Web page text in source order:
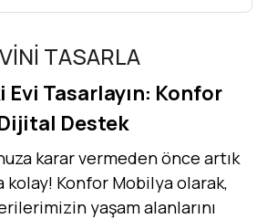
TASARLA
Tasarlayın: Konfor
Destek
karar vermeden önce artık
kolay! Konfor Mobilya olarak,
yaşam alanlarını